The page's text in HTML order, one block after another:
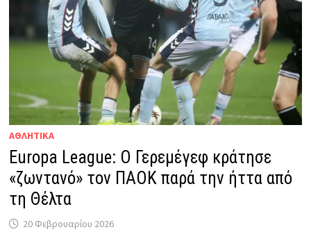
ΑΘΛΗΤΙΚΑ
Europa League: Ο Γερεμέγεφ κράτησε
«ζωντανό» τον ΠΑΟΚ παρά την ήττα από
τη Θέλτα
20 Φεβρουαρίου 2026